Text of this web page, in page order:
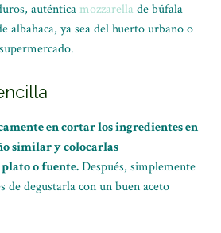
auténtica mozzarella de búfala
albahaca, ya sea del huerto urbano o
en cortar los ingredientes en
similar y colocarlas
o fuente.Después, simplemente
de degustarla con un buen aceto